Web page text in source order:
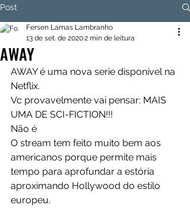
Post
AWAY
Fersen Lamas Lambranho
13 de set. de 20202 min de leitura
AWAY é uma nova serie disponível na
Netflix.
Vc provavelmente vai pensar: MAIS
UMA DE SCI-FICTION!!!
Não é
O stream tem feito muito bem aos
americanos porque permite mais
tempo para aprofundar a estória
aproximando Hollywood do estilo
europeu.